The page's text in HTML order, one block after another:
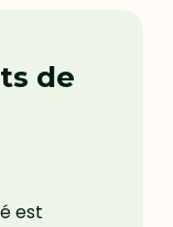
de
est